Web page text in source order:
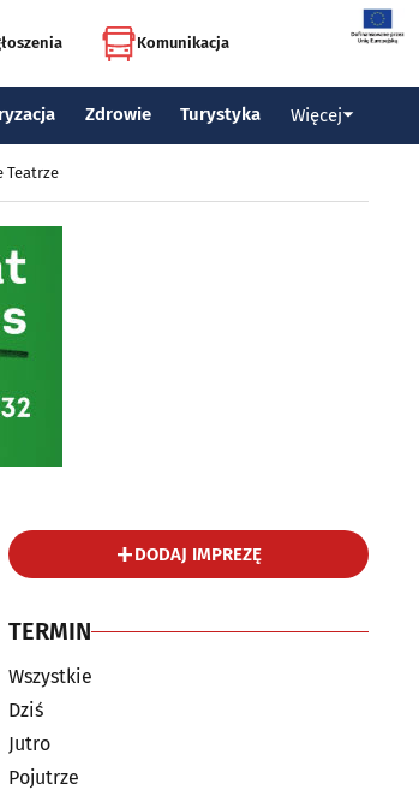
Komunikacja
Zdrowie Turystyka Więcej
Teatrze
DODAJ IMPREZĘ
TERMIN
Wszystkie
Dziś
Jutro
Pojutrze